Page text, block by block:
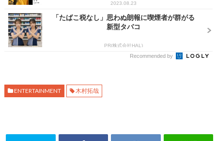
2023.08.23
「たばこ税なし」思わぬ朗報に喫煙者が群がる
新型タバコ
PR(株式会社HAL)
Recommended by
ENTERTAINMENT 木村拓哉